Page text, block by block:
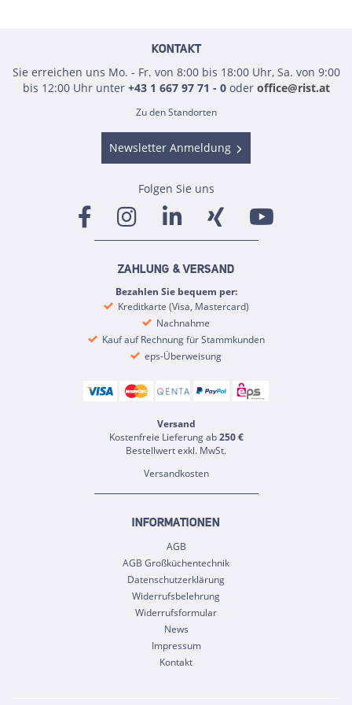
KONTAKT
Sie erreichen uns Mo. - Fr. von 8:00 bis 18:00 Uhr, Sa. von 9:00
bis 12:00 Uhr unter +43 1 667 97 71 - 0oder office@rist.at
Zu den Standorten
Newsletter Anmeldung
Folgen Sie uns
ZAHLUNG & VERSAND
Bezahlen Sie bequem per:
Kreditkarte (Visa, Mastercard)
Nachnahme
Kauf auf Rechnung für Stammkunden
eps-Überweisung
Versand
Kostenfreie Lieferung ab250 €
Bestellwert exkl. MwSt.
Versandkosten
INFORMATIONEN
AGB
AGB Großküchentechnik
Datenschutzerklärung
Widerrufsbelehrung
Widerrufsformular
News
Impressum
Kontakt